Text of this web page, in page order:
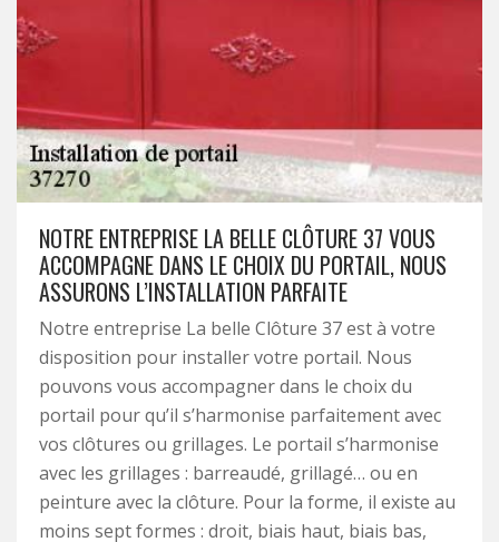
NOTRE ENTREPRISE LA BELLE CLÔTURE 37 VOUS
ACCOMPAGNE DANS LE CHOIX DU PORTAIL, NOUS
ASSURONS L’INSTALLATION PARFAITE
Notre entreprise La belle Clôture 37 est à votre
disposition pour installer votre portail. Nous
pouvons vous accompagner dans le choix du
portail pour qu’il s’harmonise parfaitement avec
vos clôtures ou grillages. Le portail s’harmonise
avec les grillages : barreaudé, grillagé… ou en
peinture avec la clôture. Pour la forme, il existe au
moins sept formes : droit, biais haut, biais bas,